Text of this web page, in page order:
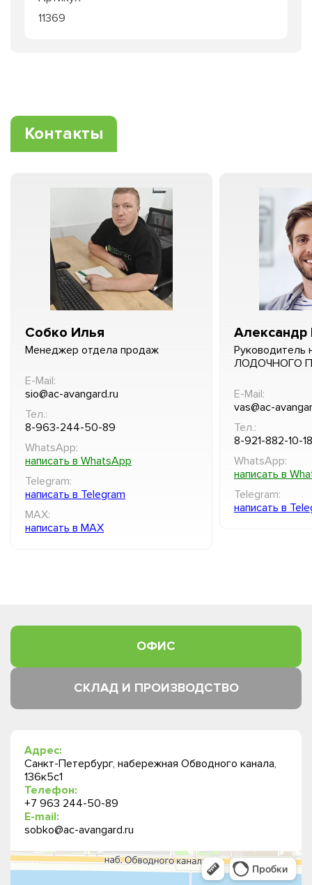
11369
Контакты
Собко Илья
Менеджер отдела продаж
E-Mail:
sio@ac-avangard.ru
Тел.:
8-963-244-50-89
WhatsApp:
написать в WhatsApp
Telegram:
написать в Telegram
MAX:
написать в MAX
Александр
Руководитель
ЛОДОЧНОГО
E-Mail:
vas@ac-
Тел.:
8-921-882-10-18
WhatsApp:
написать в
Telegram:
написать в
ОФИС
СКЛАД И ПРОИЗВОДСТВО
Адрес:
Санкт-Петербург, набережная Обводного канала,
136к5с1
Телефон:
+7 963 244-50-89
E-mail:
sobko@ac-avangard.ru